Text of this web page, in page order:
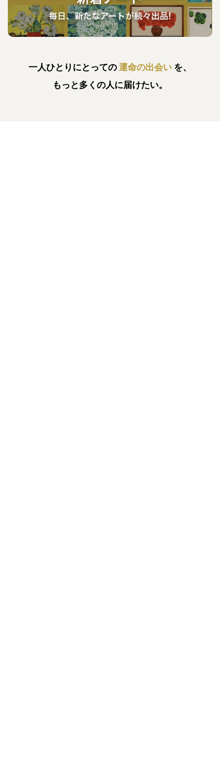
一人ひとりにとっての運命の出会い を、
もっと多くの人に届けたい。